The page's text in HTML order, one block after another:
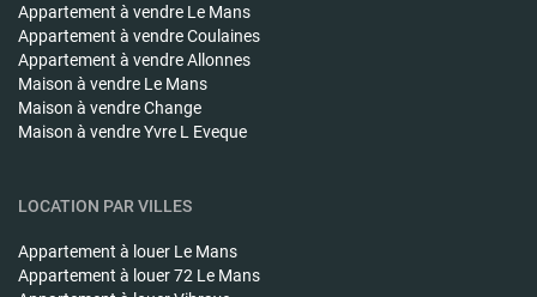
Appartement à vendre Le Mans
Appartement à vendreCoulaines
Appartement à vendreAllonnes
Maison à vendre Le Mans
Maison à vendreChange
Maison à vendreYvre L Eveque
LOCATION PAR VILLES
Appartement à louer Le Mans
Appartement à louer72 Le Mans